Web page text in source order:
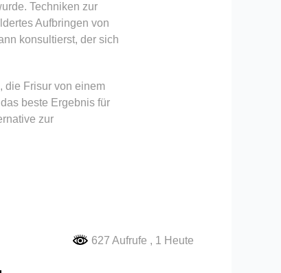
Techniken zur
Aufbringen von
konsultierst, der sich
die Frisur von einem
beste Ergebnis für
zur
627 Aufrufe , 1 Heute